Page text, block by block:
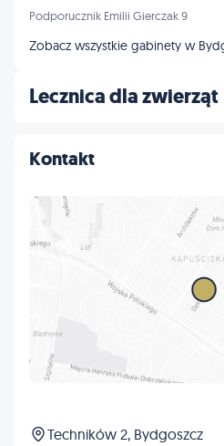
Lecznica dla zwierząt
Kontakt
Techników 2, Bydgoszcz
Podporucznik Emilii Gierczak 9
Zobacz wszystkie gabinety w